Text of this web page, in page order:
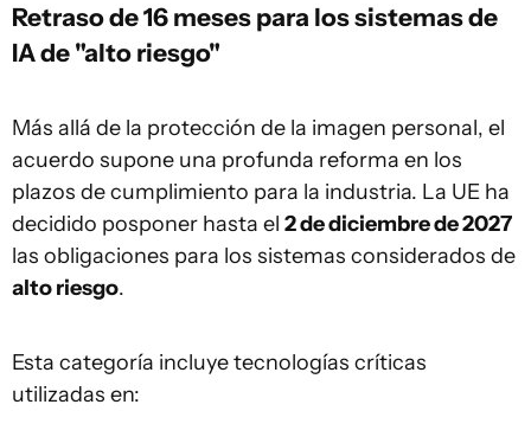
Retraso de 16 meses para los sistemas de
IA de "alto riesgo"
Más allá de la protección de la imagen personal, el
acuerdo supone una profunda reforma en los
plazos de cumplimiento para la industria. La UE ha
decidido posponer hasta el 2 de diciembre de 2027
las obligaciones para los sistemas considerados de
alto riesgo.
Esta categoría incluye tecnologías críticas
utilizadas en: